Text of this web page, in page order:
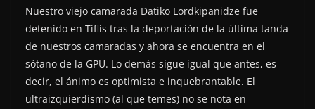
Nuestro viejo camarada Datiko Lordkipanidze fue
detenido en Tiflis tras la deportación de la última tanda
de nuestros camaradas y ahora se encuentra en el
sótano de la GPU. Lo demás sigue igual que antes, es
decir, el ánimo es optimista e inquebrantable. El
ultraizquierdismo (al que temes) no se nota en